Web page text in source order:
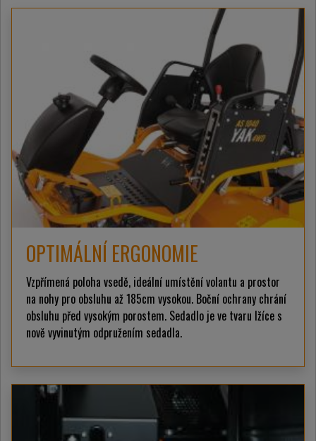
OPTIMÁLNÍ ERGONOMIE
Vzpřímená poloha vsedě, ideální umístění volantu a prostor
na nohy pro obsluhu až 185cm vysokou. Boční ochrany chrání
obsluhu před vysokým porostem. Sedadlo je ve tvaru lžíce s
nově vyvinutým odpružením sedadla.